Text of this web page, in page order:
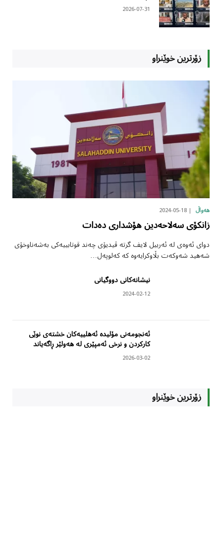
2026-07-31
زۆرترین خوێنراو
هەواڵ 2024-05-18
زانکۆی سەلاحەدین هۆشداری دەدات
دوای ئەوەی لە ئەربیل لایف گرتە ڤیدیۆی چەند قوتابییەکی بەشەناوخۆی
شەهید شەوکەت بڵاوکرایەوە کە کەلوپەل…
نیشانەکانی دووگیانی
2024-02-12
ئەنجومەنی مۆلیدە ئەهلییەکان خشتەی نوێی
کارکردن و نرخی ئەمپێری لە هەولێر ڕاگەیاند
2026-03-02
زۆرترین خوێنراو